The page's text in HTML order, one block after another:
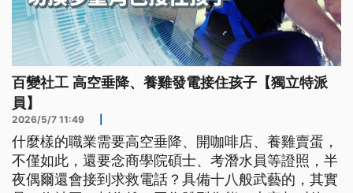
百變社工 高空垂降、養雞發電接住孩子【獨立特派
員】
2026/5/7 11:49
什麼樣的職業需要高空垂降、開咖啡店、養雞賣蛋，
不僅如此，還要念商學院碩士、考潛水員等證照，半
夜偶爾還會接到求救電話？具備十八般武藝的，其實